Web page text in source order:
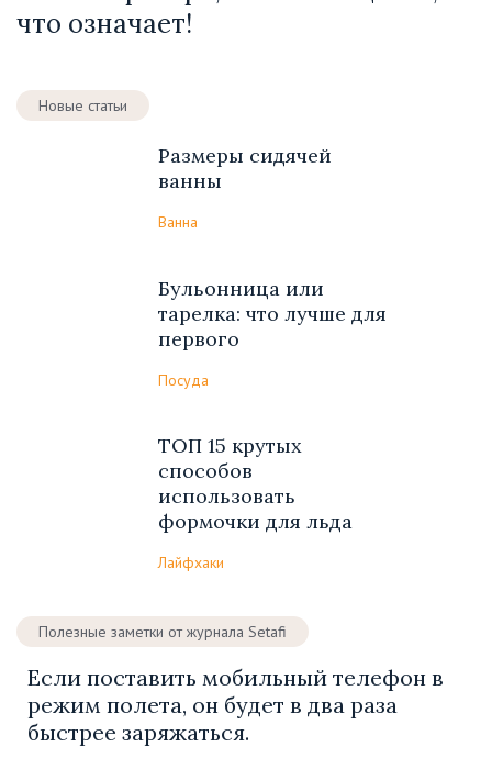
что означает!
Новые статьи
Размеры сидячей
ванны
Ванна
Бульонница или
тарелка: что лучше для
первого
Посуда
ТОП 15 крутых
способов
использовать
формочки для льда
Лайфхаки
Полезные заметки от журнала Setafi